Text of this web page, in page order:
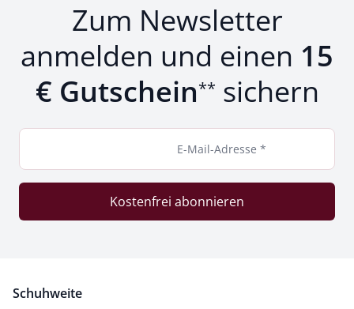
Zum Newsletter
anmelden und einen 15
€ Gutschein** sichern
E-Mail-Adresse *
Kostenfrei abonnieren
Schuhweite